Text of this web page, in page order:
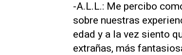
-A.L.L.: Me percibo
sobre nuestras
edad y a la vez siento
extrañas, más